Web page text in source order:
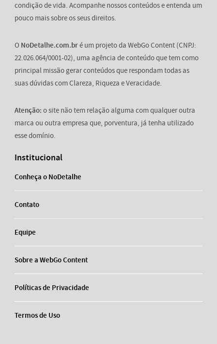
condição de vida. Acompanhe nossos conteúdos e entenda um
pouco mais sobre os seus direitos.
O NoDetalhe.com.bré um projeto da WebGo Content (CNPJ:
22.026.064/0001-02), uma agência de conteúdo que tem como
principal missão gerar conteúdos que respondam todas as
suas dúvidas com Clareza, Riqueza e Veracidade.
Atenção: o site não tem relação alguma com qualquer outra
marca ou outra empresa que, porventura, já tenha utilizado
esse domínio.
Institucional
Conheça o NoDetalhe
Contato
Equipe
Sobre a WebGo Content
Políticas de Privacidade
Termos de Uso